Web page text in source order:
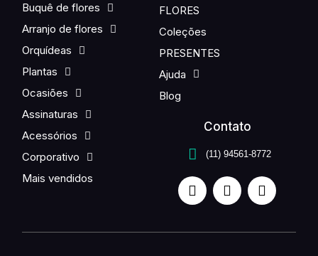
Buquê de flores
Arranjo de flores
Orquídeas
Plantas
Ocasiões
Assinaturas
Acessórios
Corporativo
Mais vendidos
FLORES
Coleções
PRESENTES
Ajuda
Blog
Contato
(11) 94561-8772